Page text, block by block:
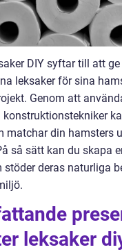
DIY syftar till att
leksaker för sina
Genom att
konstruktionstekniker
matchar din hamsters
så sätt kan du skapa
stöder deras naturliga
leksaker